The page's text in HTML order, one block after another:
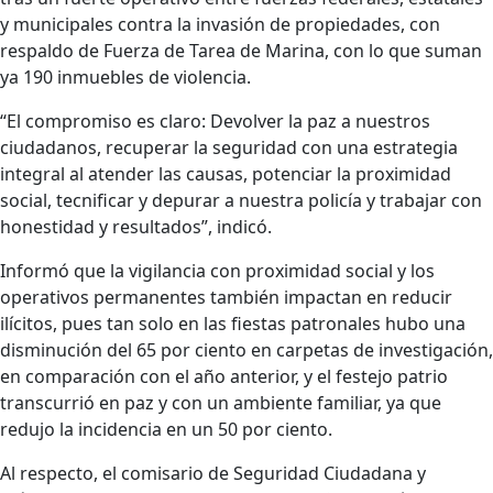
y municipales contra la invasión de propiedades, con
respaldo de Fuerza de Tarea de Marina, con lo que suman
ya 190 inmuebles de violencia.
“El compromiso es claro: Devolver la paz a nuestros
ciudadanos, recuperar la seguridad con una estrategia
integral al atender las causas, potenciar la proximidad
social, tecnificar y depurar a nuestra policía y trabajar con
honestidad y resultados”, indicó.
Informó que la vigilancia con proximidad social y los
operativos permanentes también impactan en reducir
ilícitos, pues tan solo en las fiestas patronales hubo una
disminución del 65 por ciento en carpetas de investigación,
en comparación con el año anterior, y el festejo patrio
transcurrió en paz y con un ambiente familiar, ya que
redujo la incidencia en un 50 por ciento.
Al respecto, el comisario de Seguridad Ciudadana y